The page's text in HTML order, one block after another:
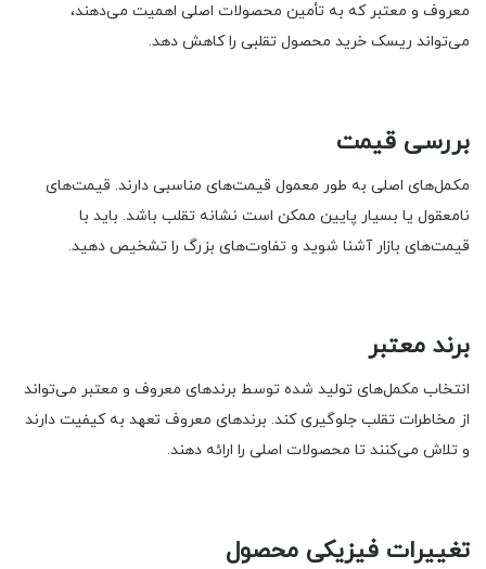
معروف و معتبر که به تأمین محصولات اصلی اهمیت می‌دهند،
می‌تواند ریسک خرید محصول تقلبی را کاهش دهد.
بررسی قیمت
مکمل‌های اصلی به طور معمول قیمت‌های مناسبی دارند. قیمت‌های
نامعقول یا بسیار پایین ممکن است نشانه تقلب باشد. باید با
قیمت‌های بازار آشنا شوید و تفاوت‌های بزرگ را تشخیص دهید.
برند معتبر
انتخاب مکمل‌های تولید شده توسط برندهای معروف و معتبر می‌تواند
از مخاطرات تقلب جلوگیری کند. برندهای معروف تعهد به کیفیت دارند
و تلاش می‌کنند تا محصولات اصلی را ارائه دهند.
تغییرات فیزیکی محصول